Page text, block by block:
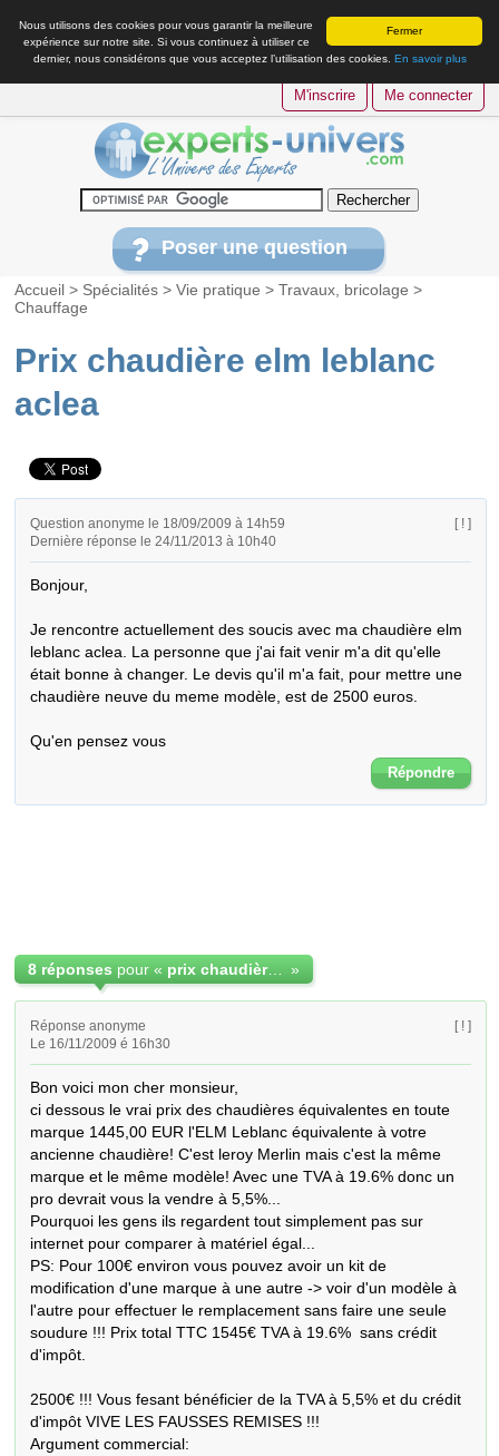
Fermer
Nous utilisons des cookies pour vous garantir la meilleure
expérience sur notre site. Si vous continuez à utiliser ce
dernier, nous considérons que vous acceptez l’utilisation des cookies. En savoir plus
M'inscrire Me connecter
Poser une question
Accueil > Spécialités >Vie pratique >Travaux, bricolage >
Chauffage
Prix chaudière elm leblanc
aclea
Question anonyme le 18/09/2009 à 14h59
Dernière réponse le 24/11/2013 à 10h40
[ ! ]
Bonjour,
Je rencontre actuellement des soucis avec ma chaudière elm
leblanc aclea. La personne que j'ai fait venir m'a dit qu'elle
était bonne à changer. Le devis qu'il m'a fait, pour mettre une
chaudière neuve du meme modèle, est de 2500 euros.
Qu'en pensez vous
Répondre
8 réponses pour « prix chaudière elm leblanc aclea »
Réponse anonyme
Le 16/11/2009 é 16h30
[ ! ]
Bon voici mon cher monsieur,
ci dessous le vrai prix des chaudières équivalentes en toute
marque 1445,00 EUR l'ELM Leblanc équivalente à votre
ancienne chaudière! C'est leroy Merlin mais c'est la même
marque et le même modèle! Avec une TVA à 19.6% donc un
pro devrait vous la vendre à 5,5%...
Pourquoi les gens ils regardent tout simplement pas sur
internet pour comparer à matériel égal...
PS: Pour 100€ environ vous pouvez avoir un kit de
modification d'une marque à une autre -> voir d'un modèle à
l'autre pour effectuer le remplacement sans faire une seule
soudure !!! Prix total TTC 1545€ TVA à 19.6%  sans crédit
d'impôt.
2500€ !!! Vous fesant bénéficier de la TVA à 5,5% et du crédit
d'impôt VIVE LES FAUSSES REMISES !!!
Argument commercial: